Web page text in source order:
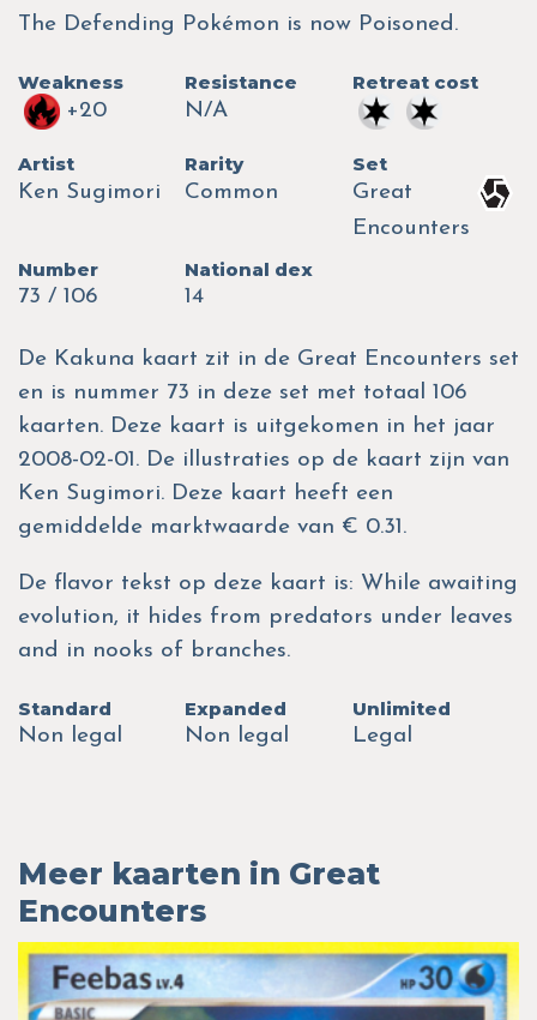
The Defending Pokémon is now Poisoned.
Weakness
+20
Resistance
N/A
Retreat cost
Artist
Ken Sugimori
Rarity
Common
Set
Great
Encounters
Number
73 / 106
National dex
14
De Kakuna kaart zit in de Great Encounters set
en is nummer 73 in deze set met totaal 106
kaarten. Deze kaart is uitgekomen in het jaar
2008-02-01. De illustraties op de kaart zijn van
Ken Sugimori. Deze kaart heeft een
gemiddelde marktwaarde van € 0.31.
De flavor tekst op deze kaart is: While awaiting
evolution, it hides from predators under leaves
and in nooks of branches.
Standard
Non legal
Expanded
Non legal
Unlimited
Legal
Meer kaarten in Great
Encounters